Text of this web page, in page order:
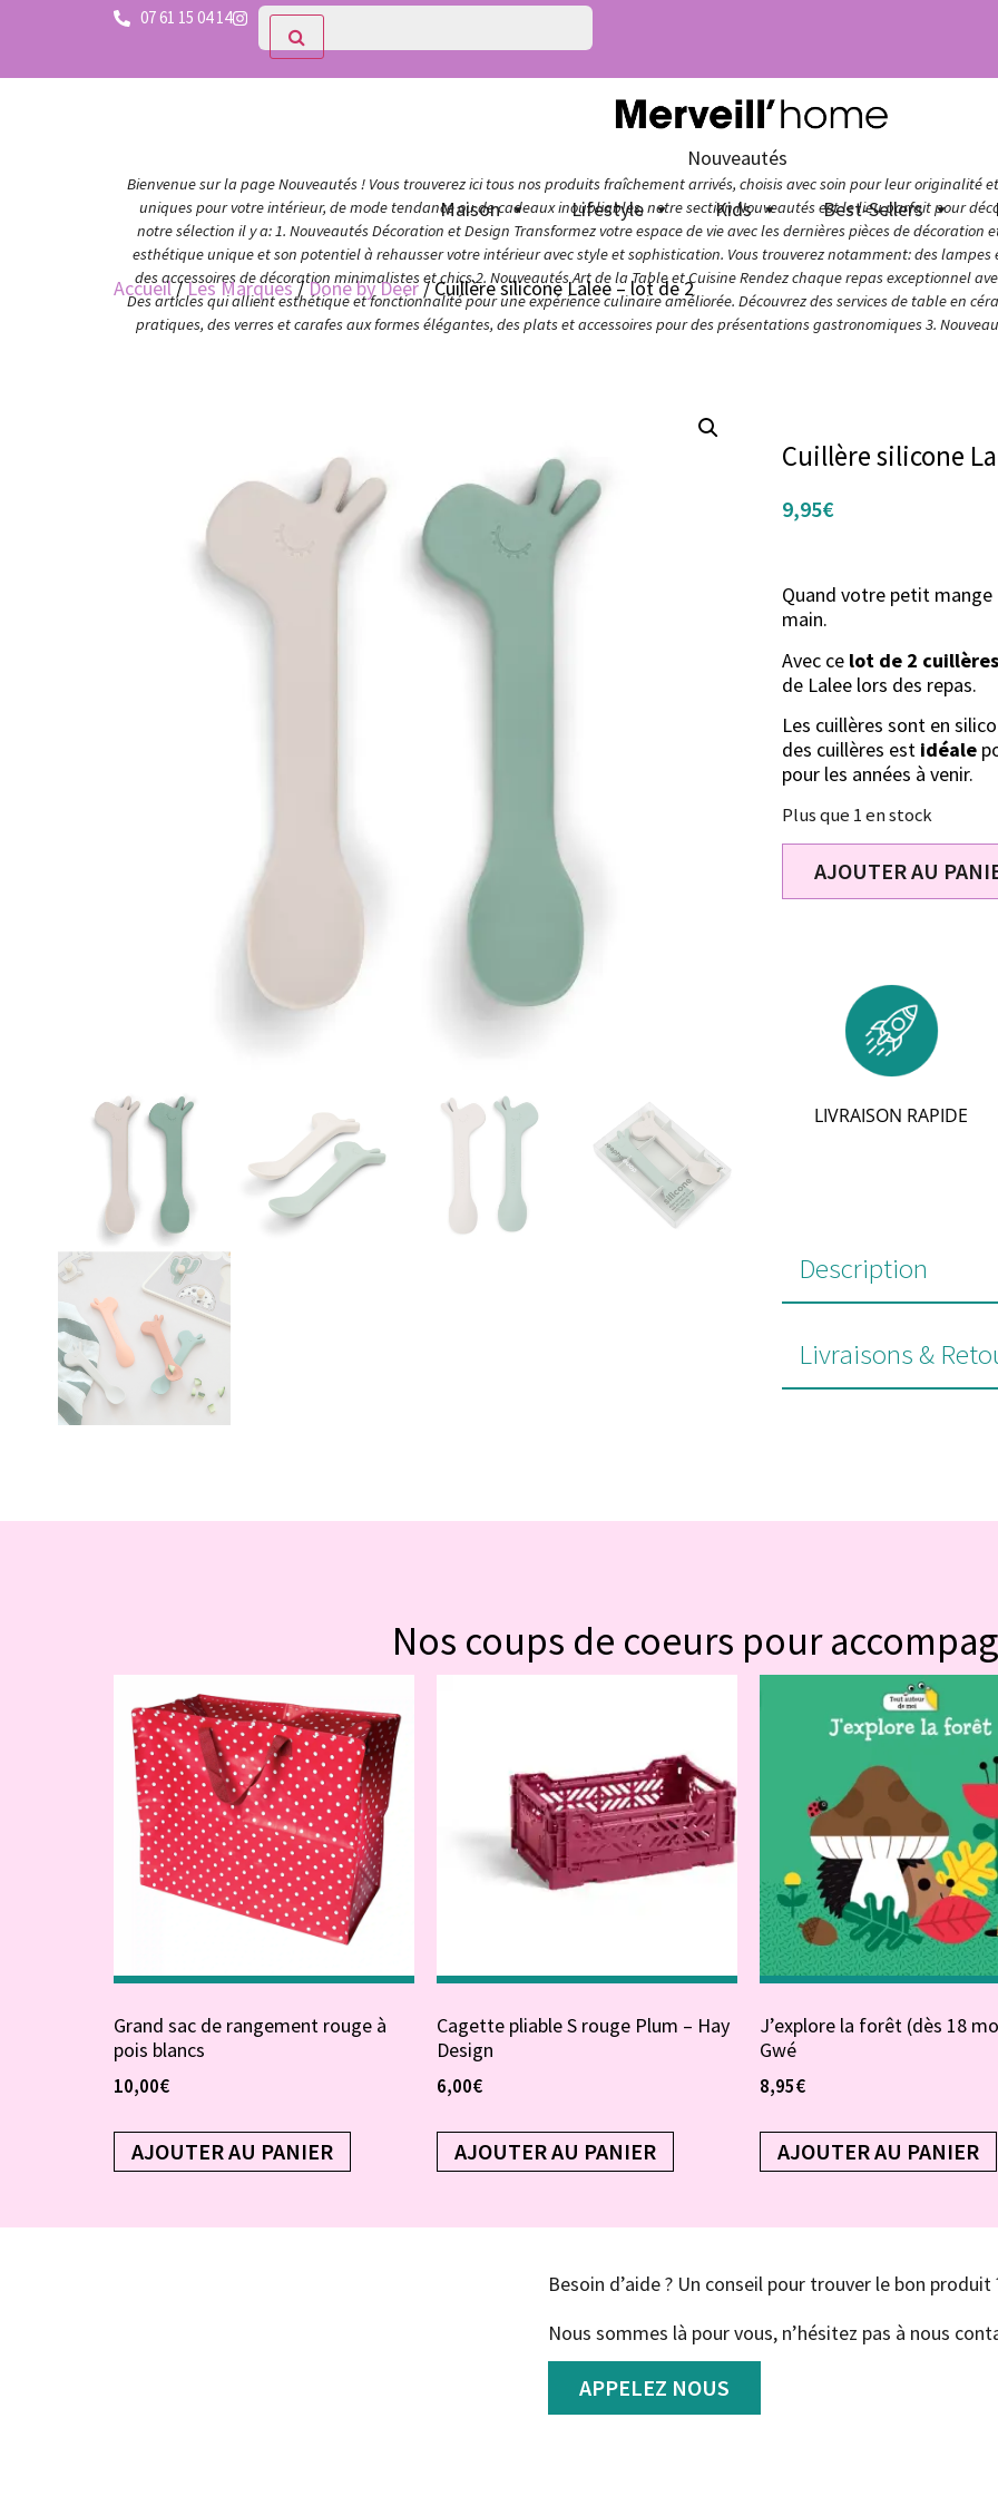
07 61 15 04 14
Nouveautés
Bienvenue sur la page Nouveautés ! Vous trouverez ici tous nos produits fraîchement arrivés, choisis avec soin pour leur originalité
uniques pour votre intérieur, de mode tendance ou de cadeaux inoubliables, notre section Nouveautés est le lieu parfait pour
notre sélection il y a: 1. Nouveautés Décoration et Design Transformez votre espace de vie avec les dernières pièces de
esthétique unique et son potentiel à rehausser votre intérieur avec style et sophistication. Vous trouverez notamment: des
des accessoires de décoration minimalistes et chics 2. Nouveautés Art de la Table et Cuisine Rendez chaque repas exceptionnel
Des articles qui allient esthétique et fonctionnalité pour une expérience culinaire améliorée. Découvrez des services de table en
pratiques, des verres et carafes aux formes élégantes, des plats et accessoires pour des présentations gastronomiques 3.
Maison Lifestyle Kids Best-Sellers
Accueil/Les Marques/Done by Deer/ Cuillère silicone Lalee – lot de 2
Cuillère silicone
9,95€
Quand votre petit mange
main.
Avec ce lot de 2
de Lalee lors des repas.
Les cuillères sont en
des cuillères est idéale
pour les années à venir.
Plus que 1 en stock
AJOUTER AU
LIVRAISON RAPIDE
Description
Livraisons &
Nos coups de coeurs pour
Grand sac de rangement rouge à
pois blancs
10,00€
AJOUTER AU PANIER
Cagette pliable S rouge Plum – Hay
Design
6,00€
AJOUTER AU PANIER
J’explore la forêt (dès 18
Gwé
8,95€
AJOUTER AU PANIER
Besoin d’aide ? Un conseil pour trouver le bon produit
Nous sommes là pour vous, n’hésitez pas à nous
APPELEZ NOUS